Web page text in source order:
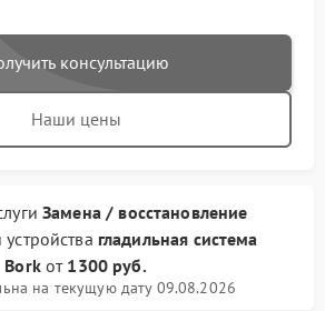
консультацию
Наши цены
Замена / восстановление
устройства гладильная система
Borkот 1300 руб.
на текущую дату 09.08.2026